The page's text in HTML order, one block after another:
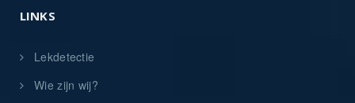
LINKS
Lekdetectie
Wie zijn wij?